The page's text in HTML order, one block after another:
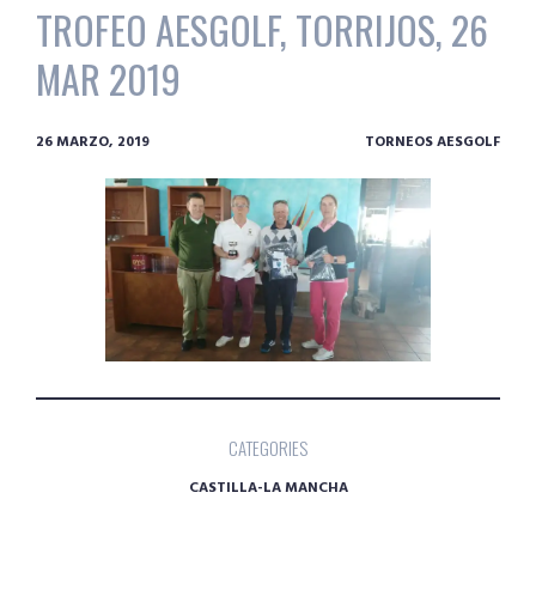
TROFEO AESGOLF, TORRIJOS, 26
MAR 2019
26 MARZO, 2019 TORNEOS AESGOLF
CATEGORIES
CASTILLA-LA MANCHA